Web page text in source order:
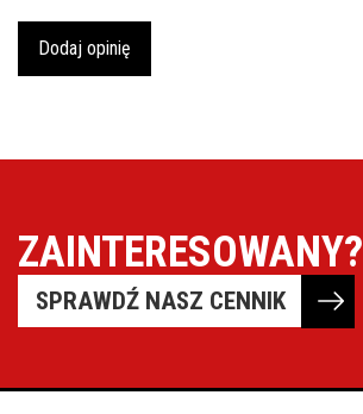
Dodaj opinię
ZAINTERESOWANY?
SPRAWDŹ NASZ CENNIK